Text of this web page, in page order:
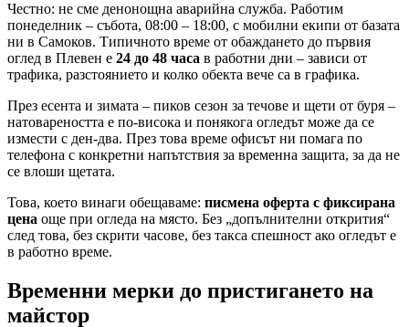
Честно: не сме денонощна аварийна служба. Работим
понеделник – събота, 08:00 – 18:00, с мобилни екипи от базата
ни в Самоков. Типичното време от обаждането до първия
оглед в Плевен е 24 до 48 часа в работни дни – зависи от
трафика, разстоянието и колко обекта вече са в графика.
През есента и зимата – пиков сезон за течове и щети от буря –
натовареността е по-висока и понякога огледът може да се
измести с ден-два. През това време офисът ни помага по
телефона с конкретни напътствия за временна защита, за да не
се влоши щетата.
Това, което винаги обещаваме: писмена оферта с фиксирана
цена още при огледа на място. Без „допълнителни открития“
след това, без скрити часове, без такса спешност ако огледът е
в работно време.
Временни мерки до пристигането на
майстор